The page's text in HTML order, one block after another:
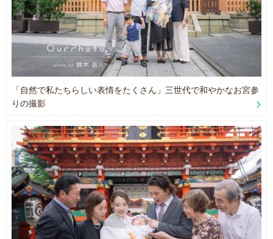
都内の桜スポットや開花時期に合わせたロケーション提案、通学路
での自然な日常風景から家族全員の集合写真まで幅広く対応。
【着物が美しく映えるポーズと透明感】
卒業袴・成人式の撮影において、着物姿を最も美しく見せるポージ
大学キャンパスや思い出の場所でのロケーション提案に精通。
お一人様からグループ撮影まで幅広く対応。累計1000件超の経験か
ら、一生に一度の門出を「モデルのような仕上がり」で残します。
最高のアワード実績を持つプロにお任せください。
【カップル・ウエディング】
㊗️OurPhoto Award 2021
「その他」部門 1位に選ばれました
https://our-photo.co/award/photo2021
※3年連続、受賞できて嬉しいです！
インタビュー撮影「堀口茉純が紐解くSDGｓ」
https://coki.jp/sustainable/sdgs/31859/
CDジャケット撮影「朝な夕な（雛田悠那）」
https://amzn.to/49rANq3
河合塾マナビス「合格体験談」
https://www.manavis.com/result/gokaku.html
「自然で私たちらしい表情をたくさん」三世代で和やかなお宮参
りの撮影